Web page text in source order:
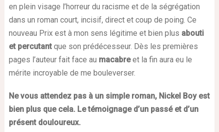
en plein visage l’horreur du racisme et de la ségrégation
dans un roman court, incisif, direct et coup de poing. Ce
nouveau Prix est à mon sens légitime et bien plus abouti
et percutant que son prédécesseur. Dès les premières
pages l’auteur fait face au macabreet la fin aura eu le
mérite incroyable de me bouleverser.
Ne vous attendez pas à un simple roman, Nickel Boy est
bien plus que cela. Le témoignage d’un passé et d’un
présent douloureux.